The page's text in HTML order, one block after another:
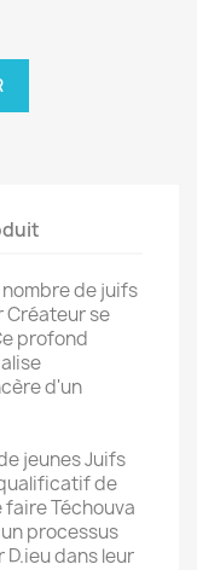
de juifs
Créateur se
profond
d'un
jeunes Juifs
de
faire Téchouva
processus
dans leur